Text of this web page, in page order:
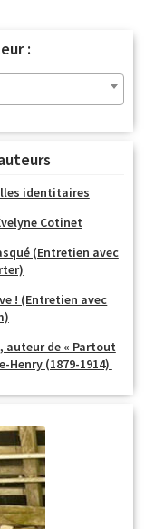
:
identitaires
Cotinet
(Entretien avec
! (Entretien avec
auteur de « Partout
Henry (1879-1914)